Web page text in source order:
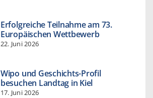
Erfolgreiche Teilnahme am 73.
Europäischen Wettbewerb
22. Juni 2026
Wipo und Geschichts-Profil
besuchen Landtag in Kiel
17. Juni 2026